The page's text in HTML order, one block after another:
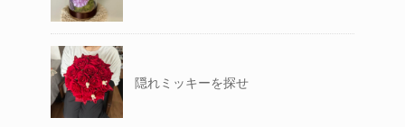
隠れミッキーを探せ